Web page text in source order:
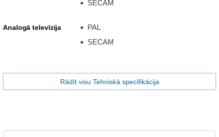
SECAM
Analogā televīzija
PAL
SECAM
Rādīt visu Tehniskā specifikācija